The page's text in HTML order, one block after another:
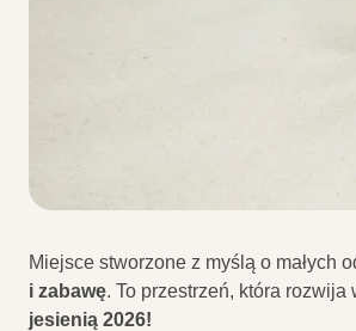
Miejsce stworzone z myślą o małych
i zabawę. To przestrzeń, która
jesienią 2026!